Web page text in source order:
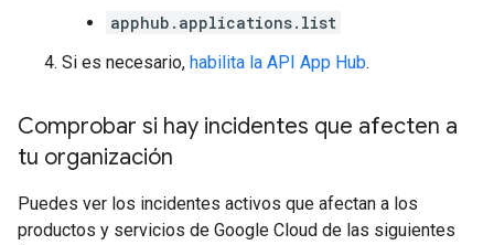
apphub.applications.list
Si es necesario, habilita la API App Hub.
Comprobar si hay incidentes que afecten a
tu organización
Puedes ver los incidentes activos que afectan a los
productos y servicios de Google Cloud de las siguientes